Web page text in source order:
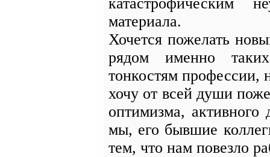
материала.
Хочется пожелать
рядом именно
тонкостям
хочу от всей души
оптимизма, активного
мы, его бывшие
тем, что нам повезло